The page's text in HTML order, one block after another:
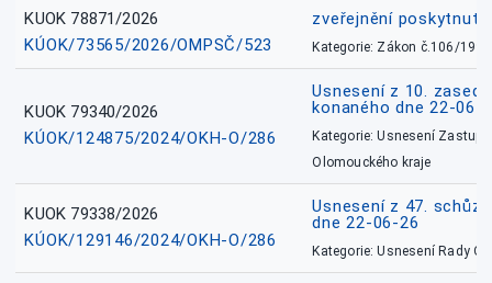
KUOK 78871/2026
KÚOK/73565/2026/OMPSČ/523
zveřejnění
Kategorie: Zákon č.106/1999
KUOK 79340/2026
KÚOK/124875/2024/OKH-O/286
Usnesení z 10.
konaného dne 22-06-
Kategorie: Usnesení
Olomouckého kraje
KUOK 79338/2026
KÚOK/129146/2024/OKH-O/286
Usnesení z 47.
dne 22-06-26
Kategorie: Usnesení Rady